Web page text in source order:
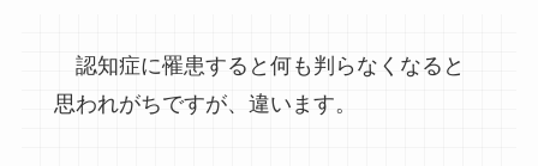
認知症に罹患すると何も判らなくなると
思われがちですが、違います。